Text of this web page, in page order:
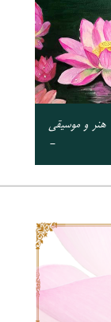
هنر و موسیقی
-